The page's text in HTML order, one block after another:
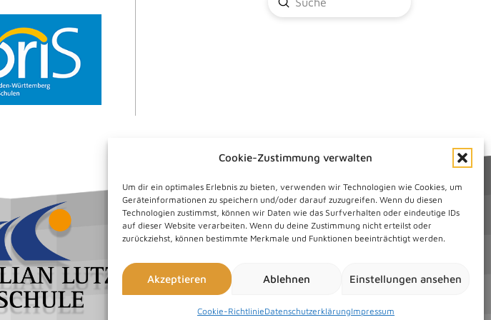
Cookie-Zustimmung verwalten
Um dir ein optimales Erlebnis zu bieten, verwenden wir Technologien wie Cookies, um
Geräteinformationen zu speichern und/oder darauf zuzugreifen. Wenn du diesen
Technologien zustimmst, können wir Daten wie das Surfverhalten oder eindeutige IDs
auf dieser Website verarbeiten. Wenn du deine Zustimmung nicht erteilst oder
zurückziehst, können bestimmte Merkmale und Funktionen beeinträchtigt werden.
Akzeptieren Ablehnen Einstellungen ansehen
Cookie-RichtlinieDatenschutzerklärungImpressum
Search